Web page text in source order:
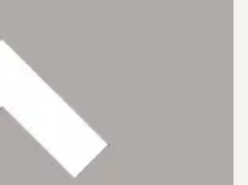
ただけます。
】
め、お早めにお支払をお願いし
ールに記載しております。
す。